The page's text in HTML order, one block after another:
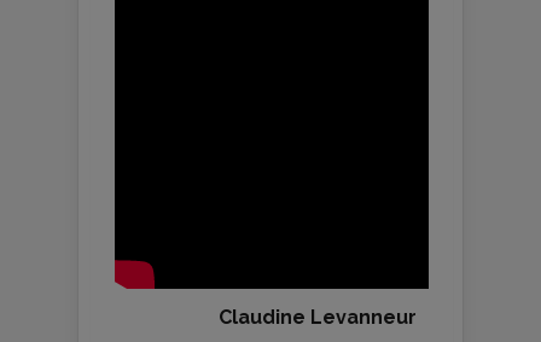
Claudine Levanneur